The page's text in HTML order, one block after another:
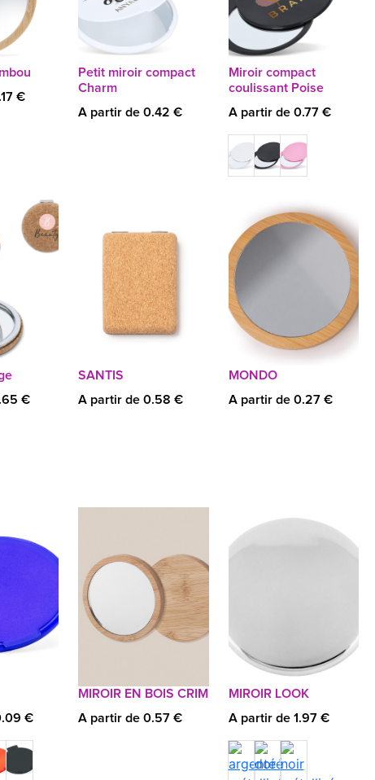
€
Petit miroir compact
Charm
A partir de 0.42 €
Miroir compact
coulissant Poise
A partir de 0.77 €
€
SANTIS
A partir de 0.58 €
MONDO
A partir de 0.27 €
€
MIROIR EN BOIS CRIM
A partir de 0.57 €
MIROIR LOOK
A partir de 1.97 €